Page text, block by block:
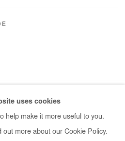
SITE BY ARTLOGIC
uses cookies
help make it more useful to you.
out more about our Cookie Policy.